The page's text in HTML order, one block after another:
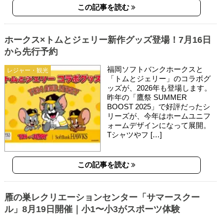
この記事を読む
レジャー・観光
ホークス×トムとジェリー新作グッズ登場！7月16日
から先行予約
福岡ソフトバンクホークスと
「トムとジェリー」のコラボグ
ッズが、2026年も登場します。
昨年の「鷹祭 SUMMER
BOOST 2025」で好評だったシ
リーズが、今年はホームユニフ
ォームデザインになって展開。
Tシャツやフ […]
この記事を読む
雁の巣レクリエーションセンター「サマースクー
ル」8月19日開催｜小1〜小3がスポーツ体験